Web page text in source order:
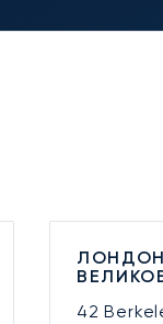
42